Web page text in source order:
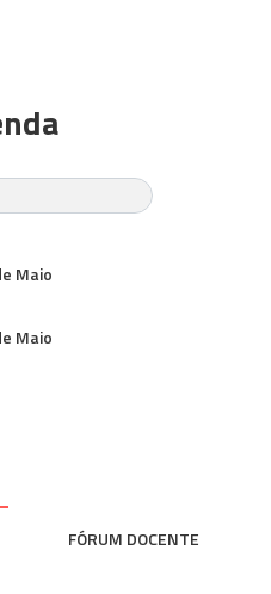
Maio
Maio
FÓRUM DOCENTE